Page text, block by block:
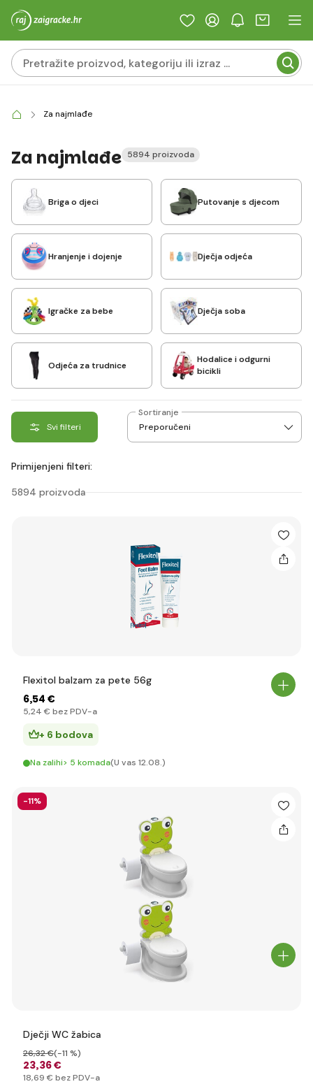
Za najmlađe
Za najmlađe 5894 proizvoda
Briga o djeci Putovanje s djecom
Hranjenje i dojenje Dječja odjeća
Igračke za bebe Dječja soba
Odjeća za trudnice
Hodalice i odgurni
bicikli
Svi filteri
Sortiranje
Primijenjeni filteri:
5894 proizvoda
Flexitol balzam za pete 56g
6,54 €
5,24 € bez PDV-a
+ 6 bodova
Na zalihi> 5 komada(U vas 12.08.)
-11%
Dječji WC žabica
23,36 €
26,32 €(-11 %)
18,69 € bez PDV-a